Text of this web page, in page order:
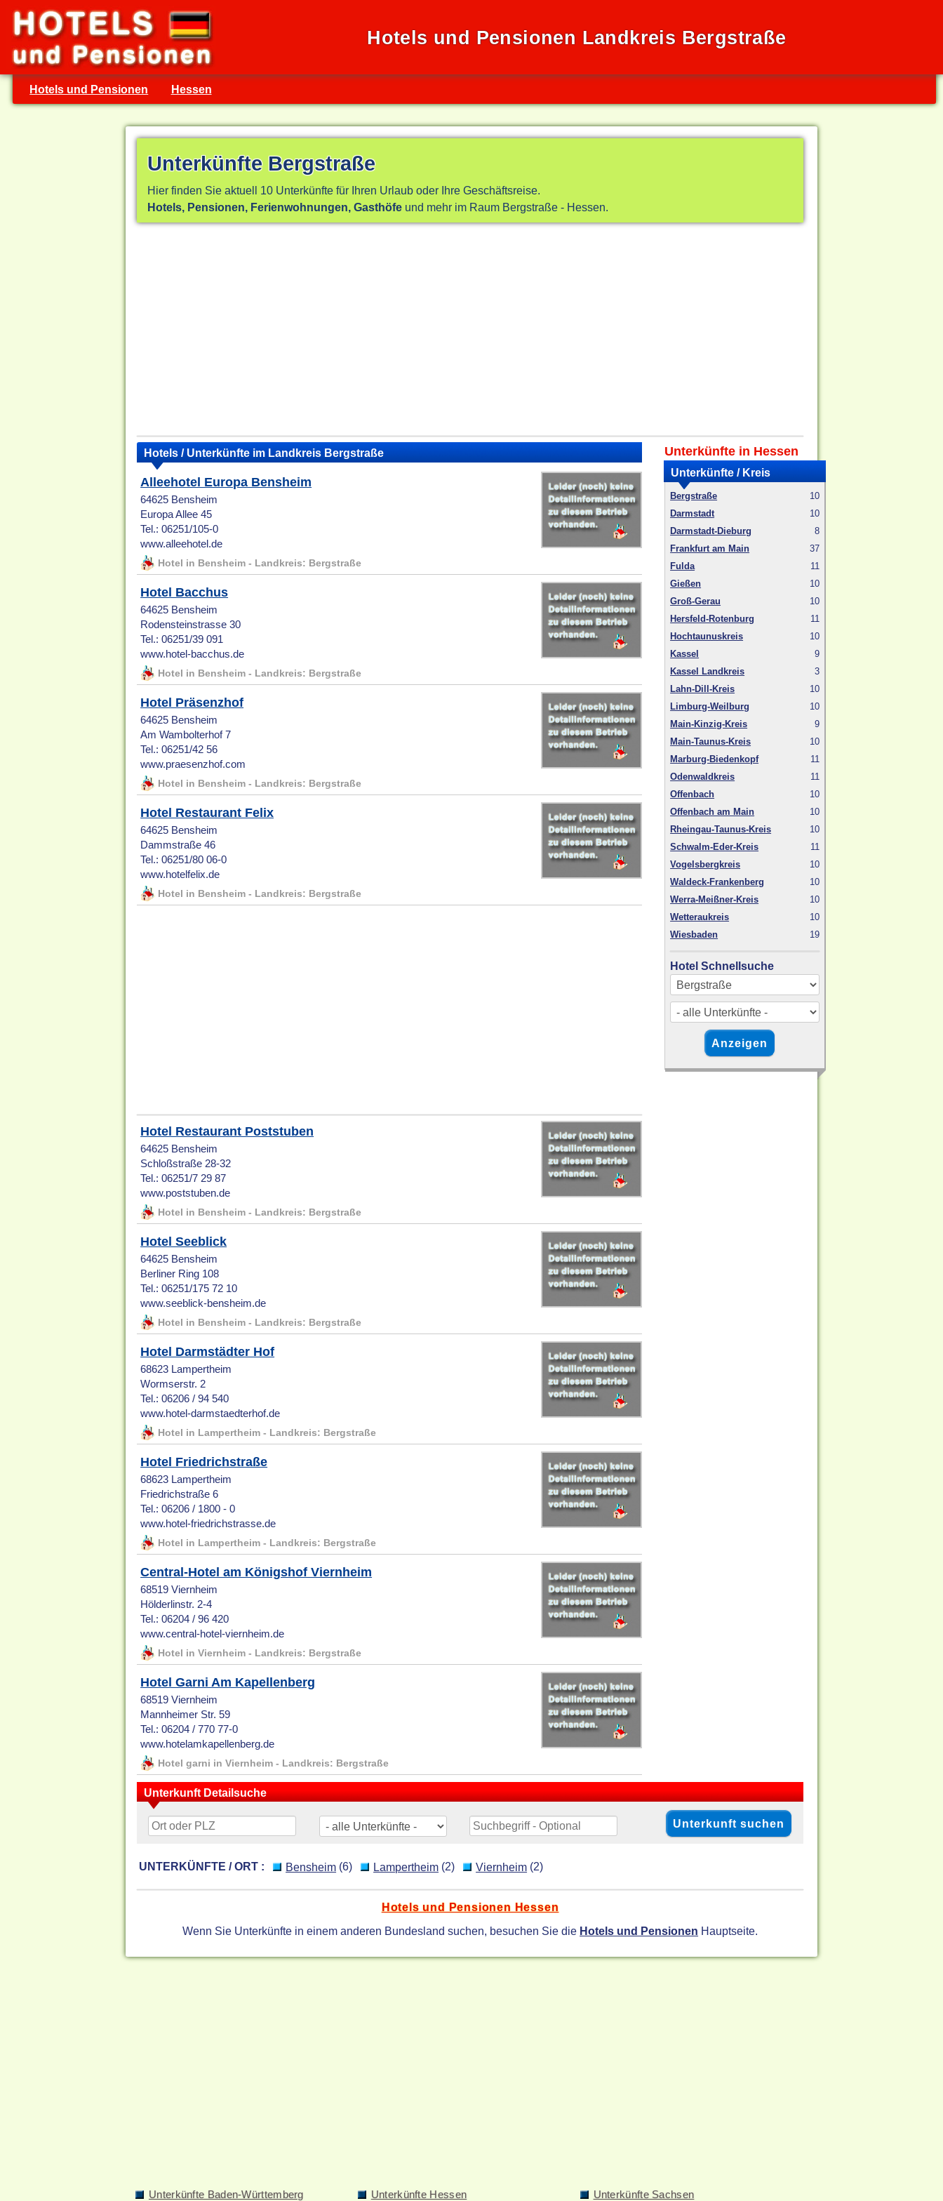
Hotels und Pensionen Landkreis Bergstraße
Hotels und Pensionen Hessen
Unterkünfte Bergstraße
Hier finden Sie aktuell 10 Unterkünfte für Ihren Urlaub oder Ihre Geschäftsreise.
Hotels, Pensionen, Ferienwohnungen, Gasthöfe und mehr im Raum Bergstraße - Hessen.
Hotels / Unterkünfte im Landkreis Bergstraße
Alleehotel Europa Bensheim
64625 Bensheim
Europa Allee 45
Tel.: 06251/105-0
www.alleehotel.de
Hotel in Bensheim - Landkreis: Bergstraße
Hotel Bacchus
64625 Bensheim
Rodensteinstrasse 30
Tel.: 06251/39 091
www.hotel-bacchus.de
Hotel in Bensheim - Landkreis: Bergstraße
Hotel Präsenzhof
64625 Bensheim
Am Wambolterhof 7
Tel.: 06251/42 56
www.praesenzhof.com
Hotel in Bensheim - Landkreis: Bergstraße
Hotel Restaurant Felix
64625 Bensheim
Dammstraße 46
Tel.: 06251/80 06-0
www.hotelfelix.de
Hotel in Bensheim - Landkreis: Bergstraße
Hotel Restaurant Poststuben
64625 Bensheim
Schloßstraße 28-32
Tel.: 06251/7 29 87
www.poststuben.de
Hotel in Bensheim - Landkreis: Bergstraße
Hotel Seeblick
64625 Bensheim
Berliner Ring 108
Tel.: 06251/175 72 10
www.seeblick-bensheim.de
Hotel in Bensheim - Landkreis: Bergstraße
Hotel Darmstädter Hof
68623 Lampertheim
Wormserstr. 2
Tel.: 06206 / 94 540
www.hotel-darmstaedterhof.de
Hotel in Lampertheim - Landkreis: Bergstraße
Hotel Friedrichstraße
68623 Lampertheim
Friedrichstraße 6
Tel.: 06206 / 1800 - 0
www.hotel-friedrichstrasse.de
Hotel in Lampertheim - Landkreis: Bergstraße
Central-Hotel am Königshof Viernheim
68519 Viernheim
Hölderlinstr. 2-4
Tel.: 06204 / 96 420
www.central-hotel-viernheim.de
Hotel in Viernheim - Landkreis: Bergstraße
Hotel Garni Am Kapellenberg
68519 Viernheim
Mannheimer Str. 59
Tel.: 06204 / 770 77-0
www.hotelamkapellenberg.de
Hotel garni in Viernheim - Landkreis: Bergstraße
Unterkünfte in Hessen
Unterkünfte / Kreis
Bergstraße
10
Darmstadt
10
Darmstadt-Dieburg
8
Frankfurt am Main
37
Fulda
11
Gießen
10
Groß-Gerau
10
Hersfeld-Rotenburg
11
Hochtaunuskreis
10
Kassel
9
Kassel Landkreis
3
Lahn-Dill-Kreis
10
Limburg-Weilburg
10
Main-Kinzig-Kreis
9
Main-Taunus-Kreis
10
Marburg-Biedenkopf
11
Odenwaldkreis
11
Offenbach
10
Offenbach am Main
10
Rheingau-Taunus-Kreis
10
Schwalm-Eder-Kreis
11
Vogelsbergkreis
10
Waldeck-Frankenberg
10
Werra-Meißner-Kreis
10
Wetteraukreis
10
Wiesbaden
19
Hotel Schnellsuche
Unterkunft Detailsuche
UNTERKÜNFTE / ORT : Bensheim (6) Lampertheim (2) Viernheim (2)
Hotels und Pensionen Hessen
Wenn Sie Unterkünfte in einem anderen Bundesland suchen, besuchen Sie die Hotels und Pensionen Hauptseite.
Unterkünfte Baden-Württemberg Unterkünfte Hessen Unterkünfte Sachsen